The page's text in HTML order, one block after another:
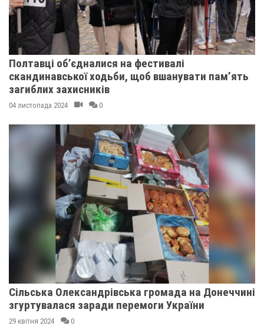
Полтавці об’єдналися на фестивалі
скандинавської ходьби, щоб вшанувати пам’ять
загиблих захисників
04 листопада 2024 0
Сільська Олександрівська громада на Донеччині
згуртувалася заради перемоги України
29 квітня 2024 0